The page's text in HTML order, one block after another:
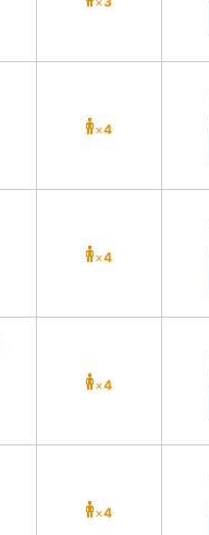
×4
×4
×4
×4